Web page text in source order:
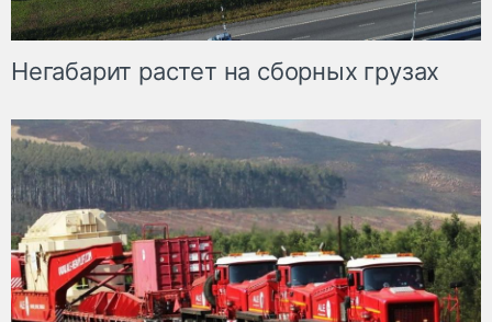
Негабарит растет на сборных грузах